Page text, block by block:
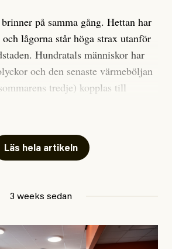
på samma gång. Hettan har
och lågorna står höga strax utanför
Hundratals människor har
och den senaste värmeböljan
tredje) kopplas till
i hettan? Känns det som en
annat vore fullständigt orimligt.
ganska återhållsam när han
de globala temperaturerna för
Läs hela artikeln
3 weeks sedan